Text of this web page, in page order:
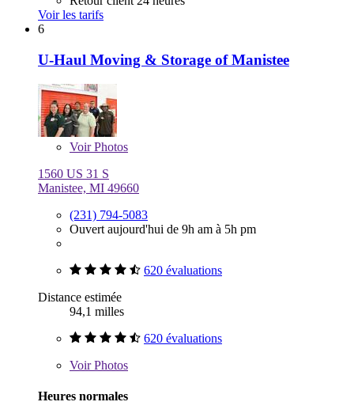
Voir les tarifs
6
U-Haul Moving & Storage of Manistee
VoirPhotos
1560 US 31 S
Manistee, MI 49660
(231) 794-5083
Ouvert aujourd'hui de 9h am à 5h pm
620 évaluations
Distance estimée
94,1 milles
620 évaluations
VoirPhotos
Heures normales